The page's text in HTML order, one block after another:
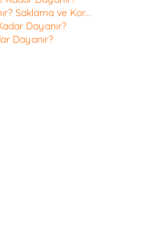
Saklama ve Kor...
Dayanır?
Dayanır?